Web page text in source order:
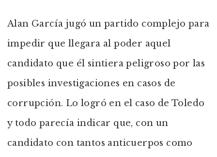
Alan García jugó un partido complejo para
impedir que llegara al poder aquel
candidato que él sintiera peligroso por las
posibles investigaciones en casos de
corrupción. Lo logró en el caso de Toledo
y todo parecía indicar que, con un
candidato con tantos anticuerpos como